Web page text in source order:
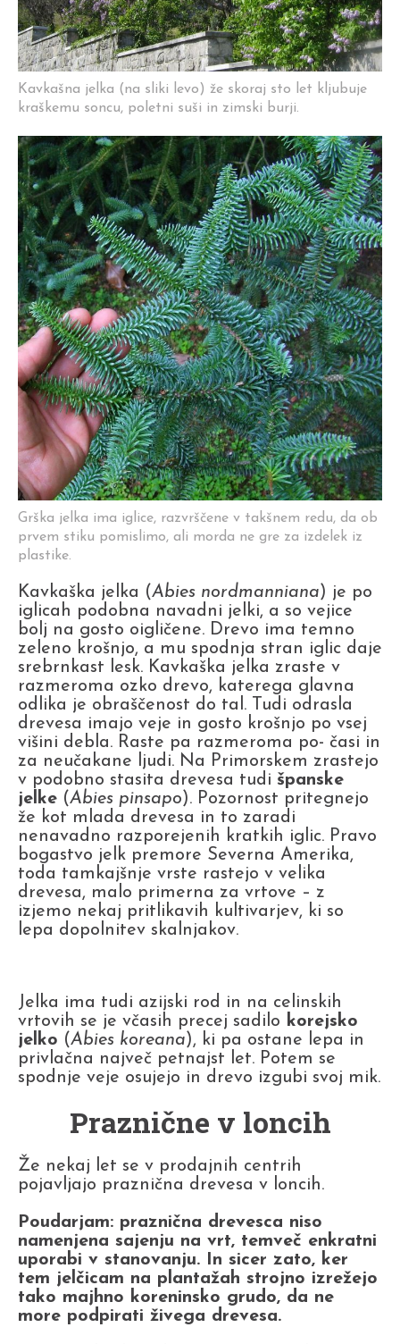
Kavkašna jelka (na sliki levo) že skoraj sto let kljubuje
kraškemu soncu, poletni suši in zimski burji.
Grška jelka ima iglice, razvrščene v takšnem redu, da ob
prvem stiku pomislimo, ali morda ne gre za izdelek iz
plastike.
Kavkaška jelka (Abies nordmanniana) je po
iglicah podobna navadni jelki, a so vejice
bolj na gosto oigličene. Drevo ima temno
zeleno krošnjo, a mu spodnja stran iglic daje
srebrnkast lesk. Kavkaška jelka zraste v
razmeroma ozko drevo, katerega glavna
odlika je obraščenost do tal. Tudi odrasla
drevesa imajo veje in gosto krošnjo po vsej
višini debla. Raste pa razmeroma po- časi in
za neučakane ljudi. Na Primorskem zrastejo
v podobno stasita drevesa tudi španske
jelke (Abies pinsapo). Pozornost pritegnejo
že kot mlada drevesa in to zaradi
nenavadno razporejenih kratkih iglic. Pravo
bogastvo jelk premore Severna Amerika,
toda tamkajšnje vrste rastejo v velika
drevesa, malo primerna za vrtove – z
izjemo nekaj pritlikavih kultivarjev, ki so
lepa dopolnitev skalnjakov.
Jelka ima tudi azijski rod in na celinskih
vrtovih se je včasih precej sadilo korejsko
jelko (Abies koreana), ki pa ostane lepa in
privlačna največ petnajst let. Potem se
spodnje veje osujejo in drevo izgubi svoj mik.
Praznične v loncih
Že nekaj let se v prodajnih centrih
pojavljajo praznična drevesa v loncih.
Poudarjam: praznična drevesca niso
namenjena sajenju na vrt, temveč enkratni
uporabi v stanovanju. In sicer zato, ker
tem jelčicam na plantažah strojno izrežejo
tako majhno koreninsko grudo, da ne
more podpirati živega drevesa.